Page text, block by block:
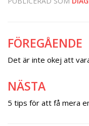
FÖREGÅENDE
Det är inte okej att
NÄSTA
5 tips för att få mera